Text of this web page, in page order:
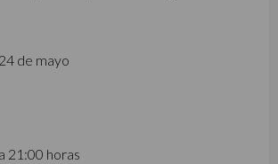
de mayo
21:00 horas